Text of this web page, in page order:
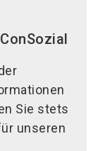
Sie stets
unseren